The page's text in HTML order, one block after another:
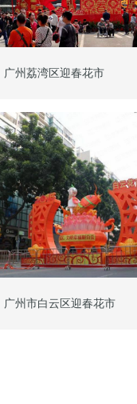
广州荔湾区迎春花市
广州市白云区迎春花市